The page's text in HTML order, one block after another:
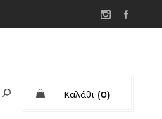
Καλάθι (0)